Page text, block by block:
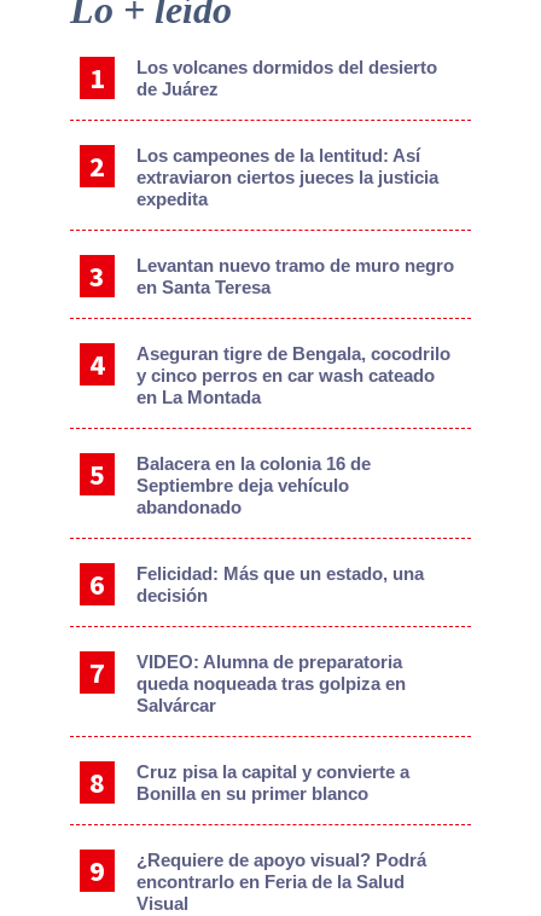
Lo + leído
Los volcanes dormidos del desierto
de Juárez
Los campeones de la lentitud: Así
extraviaron ciertos jueces la justicia
expedita
Levantan nuevo tramo de muro negro
en Santa Teresa
Aseguran tigre de Bengala, cocodrilo
y cinco perros en car wash cateado
en La Montada
Balacera en la colonia 16 de
Septiembre deja vehículo
abandonado
Felicidad: Más que un estado, una
decisión
VIDEO: Alumna de preparatoria
queda noqueada tras golpiza en
Salvárcar
Cruz pisa la capital y convierte a
Bonilla en su primer blanco
¿Requiere de apoyo visual? Podrá
encontrarlo en Feria de la Salud
Visual